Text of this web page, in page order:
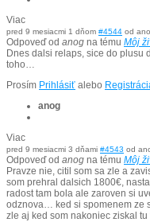
Viac
pred 9 mesiacmi 1 dňom #4544 od
Odpoveď od anog na tému Môj
Dnes dalsi relaps, sice do plusu
toho…
Prosím Prihlásiť alebo
anog
Viac
pred 9 mesiacmi 3 dňami #4543 od
Odpoveď od anog na tému Môj
Pravze nie, citil som sa zle a
som prehral dalsich 1800€,
radost tam bola ale zaroven si
odznova… ked si spomenem ze
zle aj ked som nakoniec ziskal